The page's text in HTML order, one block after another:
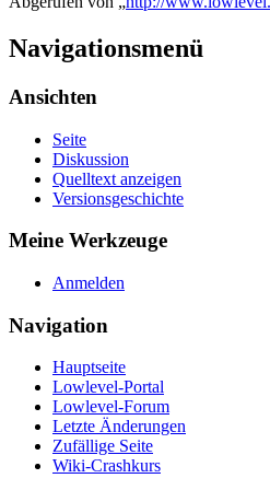
Navigationsmenü
Ansichten
Seite
Diskussion
Quelltext anzeigen
Versionsgeschichte
Meine Werkzeuge
Anmelden
Navigation
Hauptseite
Lowlevel-Portal
Lowlevel-Forum
Letzte Änderungen
Zufällige Seite
Wiki-Crashkurs